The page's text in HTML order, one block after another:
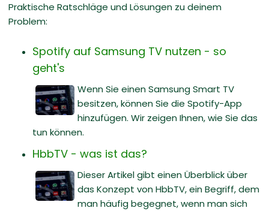
Praktische Ratschläge und Lösungen zu deinem
Problem:
Spotify auf Samsung TV nutzen - so
geht's
Wenn Sie einen Samsung Smart TV
besitzen, können Sie die Spotify-App
hinzufügen. Wir zeigen Ihnen, wie Sie das
tun können.
HbbTV - was ist das?
Dieser Artikel gibt einen Überblick über
das Konzept von HbbTV, ein Begriff, dem
man häufig begegnet, wenn man sich